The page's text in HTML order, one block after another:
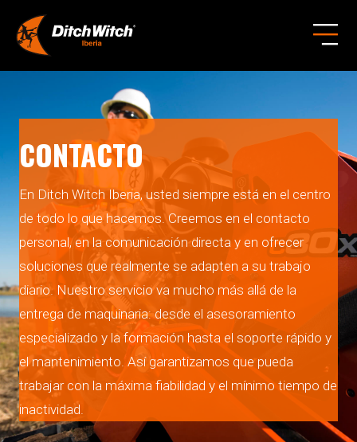
CONTACTO
En Ditch Witch Iberia, usted siempre está en el centro
de todo lo que hacemos. Creemos en el contacto
personal, en la comunicación directa y en ofrecer
soluciones que realmente se adapten a su trabajo
diario. Nuestro servicio va mucho más allá de la
entrega de maquinaria: desde el asesoramiento
especializado y la formación hasta el soporte rápido y
el mantenimiento. Así garantizamos que pueda
trabajar con la máxima fiabilidad y el mínimo tiempo de
inactividad.